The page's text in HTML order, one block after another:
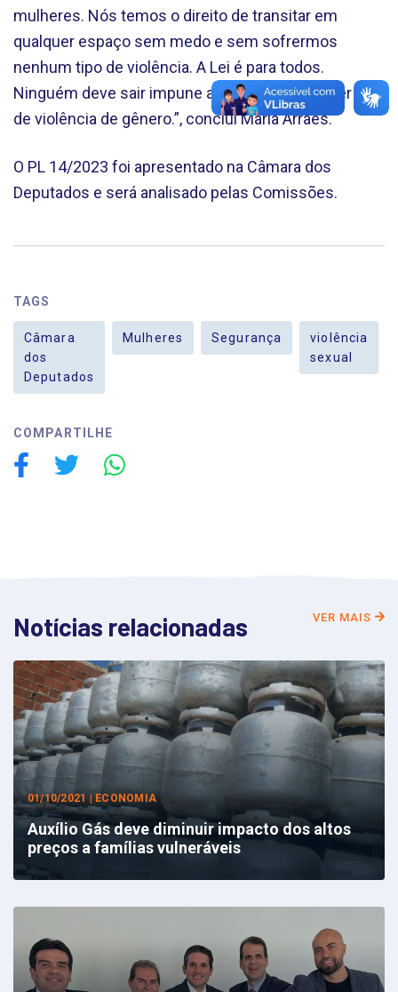
mulheres. Nós temos o direito de transitar em
qualquer espaço sem medo e sem sofrermos
nenhum tipo de violência. A Lei é para todos.
Ninguém deve sair impune ao cometer qualquer tipo
de violência de gênero.”, conclui Maria Arraes.
O PL 14/2023 foi apresentado na Câmara dos
Deputados e será analisado pelas Comissões.
TAGS
Câmara
dos
Deputados
Mulheres Segurança
violência
sexual
COMPARTILHE
Notícias relacionadas VER MAIS
01/10/2021 | ECONOMIA
Auxílio Gás deve diminuir impacto dos altos
preços a famílias vulneráveis